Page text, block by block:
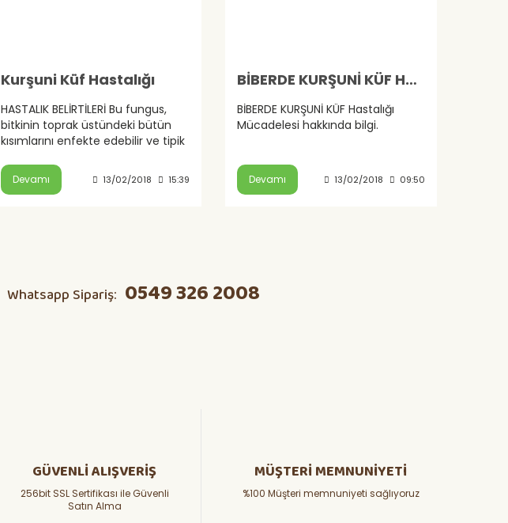
Kurşuni Küf Hastalığı
HASTALIK BELİRTİLERİ Bu fungus,
bitkinin toprak üstündeki bütün
kısımlarını enfekte edebilir ve tipik
enfeksiyon başlangıcı oval, sulu
Devamı 13/02/2018 15:39
BİBERDE KURŞUNİ KÜF Hastalığı
BİBERDE KURŞUNİ KÜF Hastalığı
Mücadelesi hakkında bilgi.
Devamı 13/02/2018 09:50
Whatsapp Sipariş: 0549 326 2008
GÜVENLİ ALIŞVERİŞ
256bit SSL Sertifikası ile Güvenli
Satın Alma
MÜŞTERİ MEMNUNİYETİ
%100 Müşteri memnuniyeti sağlıyoruz